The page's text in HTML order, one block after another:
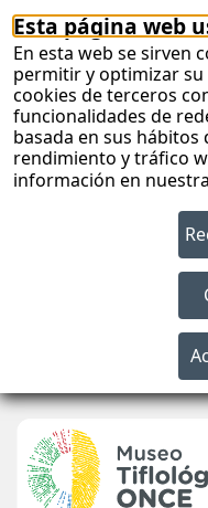
Esta página web
En esta web se sirven
permitir y optimizar su
cookies de terceros
funcionalidades de
basada en sus hábitos
rendimiento y tráfico
información en nuestra